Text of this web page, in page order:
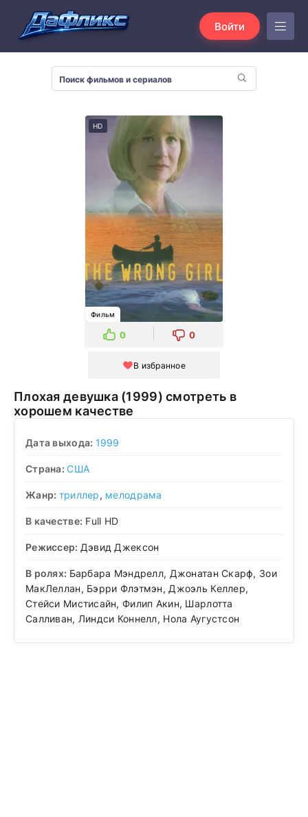
Войти
HD
Фильм
0 0
В избранное
Плохая девушка (1999) смотреть в
хорошем качестве
Дата выхода: 1999
Страна:США
Жанр: триллер, мелодрама
В качестве: Full HD
Режиссер: Дэвид Джексон
В ролях: Барбара Мэндрелл, Джонатан Скарф, Зои
МакЛеллан, Бэрри Флэтмэн, Джоэль Келлер,
Стейси Мистисайн, Филип Акин, Шарлотта
Салливан, Линдси Коннелл, Нола Аугустсон